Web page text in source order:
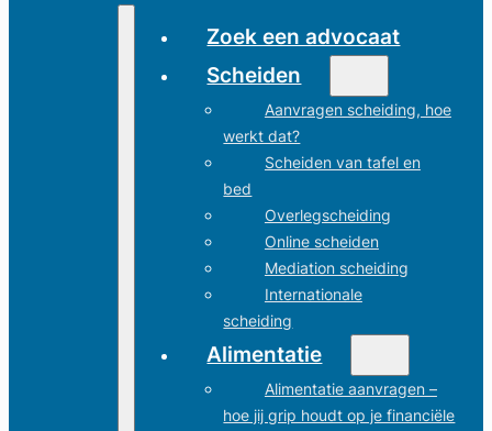
Zoek een advocaat
Scheiden
Aanvragen scheiding, hoe
werkt dat?
Scheiden van tafel en
bed
Overlegscheiding
Online scheiden
Mediation scheiding
Internationale
scheiding
Alimentatie
Alimentatie aanvragen –
hoe jij grip houdt op je financiële